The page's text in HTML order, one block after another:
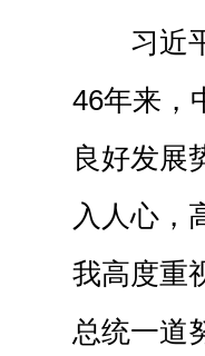
习近
46年来，
良好发展
入人心，
我高度重
总统一道